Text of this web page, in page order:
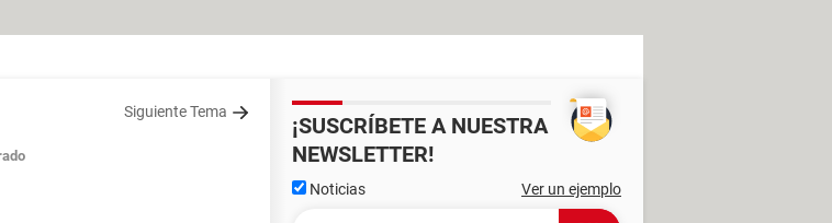
Siguiente Tema
¡SUSCRÍBETE A NUESTRA
NEWSLETTER!
Noticias Ver un ejemplo